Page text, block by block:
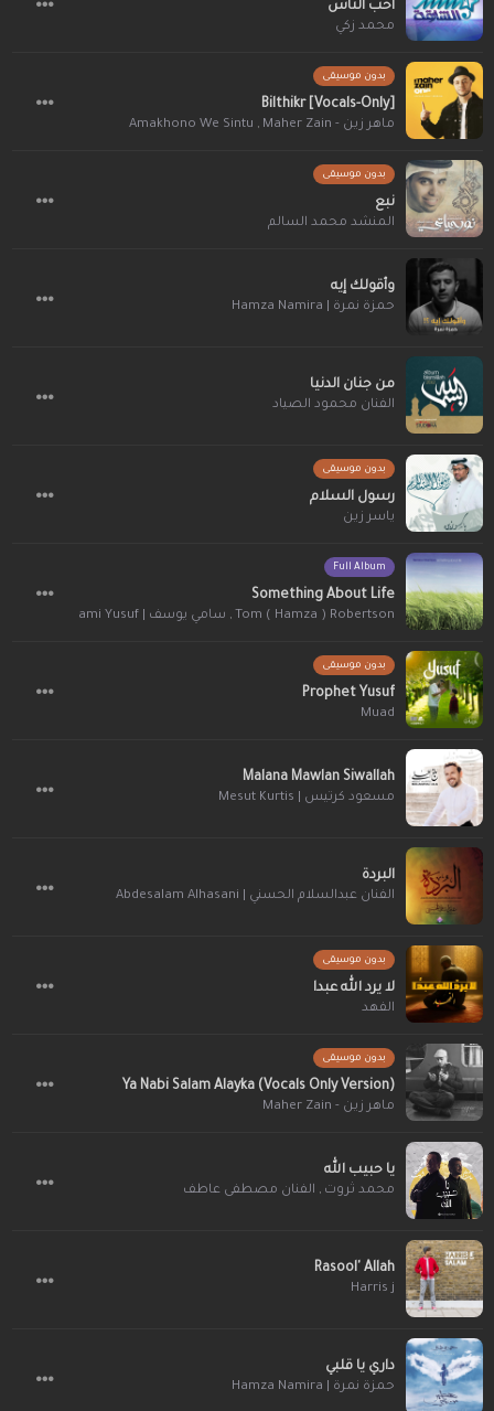
أحب الناس
محمد زكي
بدون موسيقى
Bilthikr [Vocals-Only]
ماهر زين - Maher Zain ,
Amakhono We Sintu
بدون موسيقى
نبع
المنشد محمد السالم
وأقولك إيه
حمزة نمرة | Hamza Namira
من جنان الدنيا
الفنان محمود الصياد
بدون موسيقى
رسول السلام
ياسر زين
Full Album
Something About Life
Tom ( Hamza ) Robertson
, سامي يوسف | Sami Yusuf
بدون موسيقى
Prophet Yusuf
Muad
Malana Mawlan Siwallah
مسعود كرتيس | Mesut Kurtis
البردة
الفنان عبدالسلام الحسني | Abdesalam Alhasani
بدون موسيقى
لا يرد الله عبدا
الفهد
بدون موسيقى
Ya Nabi Salam Alayka (Vocals Only Version)
ماهر زين - Maher Zain
يا حبيب الله
محمد ثروت , الفنان مصطفى عاطف
Rasool' Allah
Harris j
داري يا قلبي
حمزة نمرة | Hamza Namira